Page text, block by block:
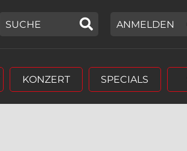
GEBEN SIE HIER EIN SUCHWORT EIN,
ANMELDEN
KONZERT SPECIALS